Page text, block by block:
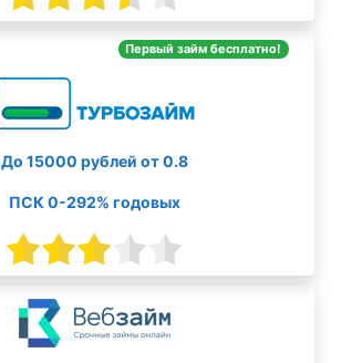
Первый займ бесплатно!
До 15000 рублей от 0.8
ПСК 0-292% годовых